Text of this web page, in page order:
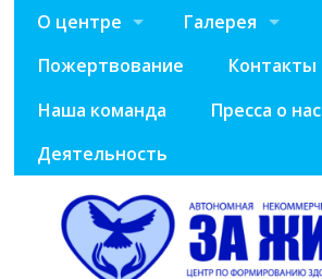
О центре
Галерея
Пожертвование
Контакты
Наша команда
Пресса о нас
Деятельность